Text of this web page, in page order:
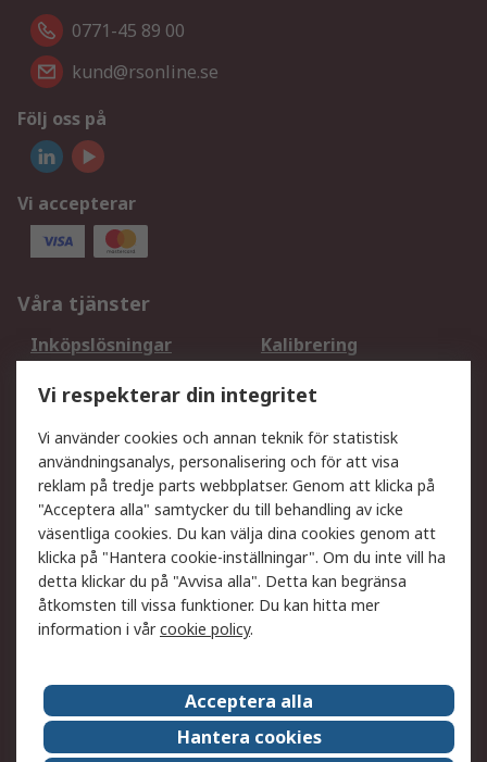
0771-45 89 00
kund@rsonline.se
Följ oss på
Vi accepterar
Våra tjänster
Inköpslösningar
Kalibrering
DesignSpark
Teknisk Support
Ditt lokala säljteam
Exportlösningar
Support
Få hjälp
Retur av varor
Leverans
Spåra din order
Begär en fakturakopi
Fördelar med RS-konto
Betalningsalternativ
Om RS
Försäljningsvillkor
Det juridiska
Press Centre
Vi respekterar din integritet
Vi använder cookies och annan teknik för statistisk
användningsanalys, personalisering och för att visa
reklam på tredje parts webbplatser. Genom att klicka på
"Acceptera alla" samtycker du till behandling av icke
väsentliga cookies. Du kan välja dina cookies genom att
klicka på "Hantera cookie-inställningar". Om du inte vill ha
detta klickar du på "Avvisa alla". Detta kan begränsa
åtkomsten till vissa funktioner. Du kan hitta mer
information i vårcookie policy.
Acceptera alla
Hantera cookies